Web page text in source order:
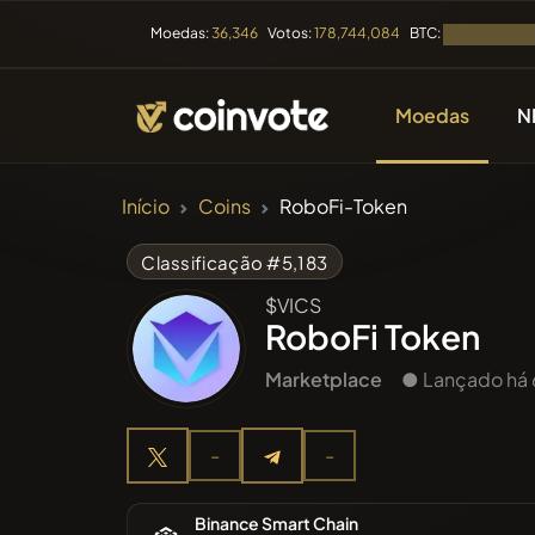
Moedas:36,346 Votos:178,744,084 BTC:
Moedas
Início Coins RoboFi-Token
Classificação #5,183
$VICS
RoboFi Token
Marketplace ● Lançado há
- -
Binance Smart Chain